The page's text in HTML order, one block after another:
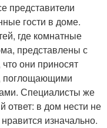
представители
гости в доме.
где комнатные
представлены с
они приносят
поглощающими
Специалисты же
ответ: в дом нести не
изначально.